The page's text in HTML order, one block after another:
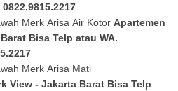
Merk Arisa Air Kotor Apartemen
Bisa Telp atau WA.
Merk Arisa Mati
View - Jakarta Barat Bisa Telp